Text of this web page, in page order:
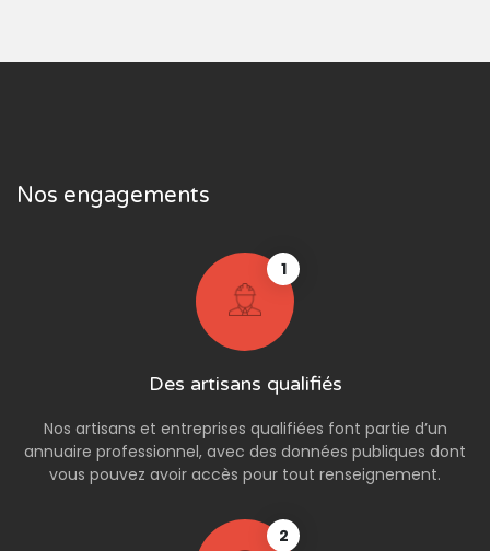
Nos engagements
1
Des artisans qualifiés
Nos artisans et entreprises qualifiées font partie d’un
annuaire professionnel, avec des données publiques dont
vous pouvez avoir accès pour tout renseignement.
2